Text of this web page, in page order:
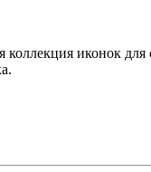
коллекция иконок
.